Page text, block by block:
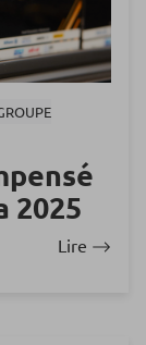
2025
Lire